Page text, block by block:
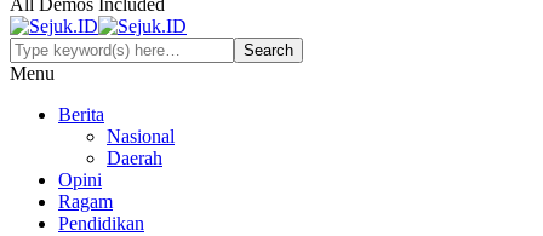
All Demos Included
Menu
Berita
Nasional
Daerah
Opini
Ragam
Pendidikan